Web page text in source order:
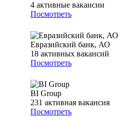
4 активные вакансии
Посмотреть
Евразийский банк, АО
18 активных вакансий
Посмотреть
BI Group
231 активная вакансия
Посмотреть